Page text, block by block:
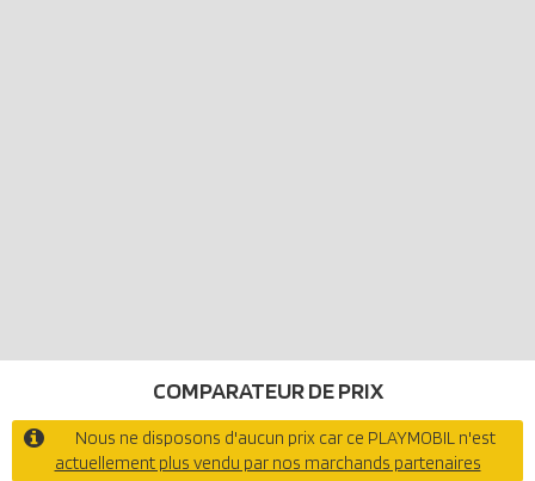
COMPARATEUR DE PRIX
Nous ne disposons d'aucun prix car ce PLAYMOBIL n'est
actuellement plus vendu par nos marchands partenaires